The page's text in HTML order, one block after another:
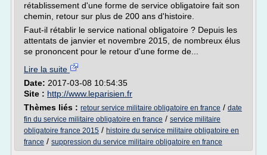
rétablissement d'une forme de service obligatoire fait son
chemin, retour sur plus de 200 ans d'histoire.
Faut-il rétablir le service national obligatoire ? Depuis les
attentats de janvier et novembre 2015, de nombreux élus
se prononcent pour le retour d'une forme de...
Lire la suite
Date: 2017-03-08 10:54:35
Site : http://www.leparisien.fr
Thèmes liés : retour service militaire obligatoire en france / date
fin du service militaire obligatoire en france / service militaire
obligatoire france 2015 / histoire du service militaire obligatoire en
france / suppression du service militaire obligatoire en france